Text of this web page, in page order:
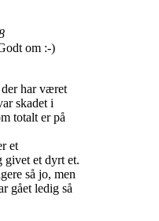
om :-)
har været
skadet i
totalt er på
et
givet et dyrt et.
så jo, men
gået ledig så